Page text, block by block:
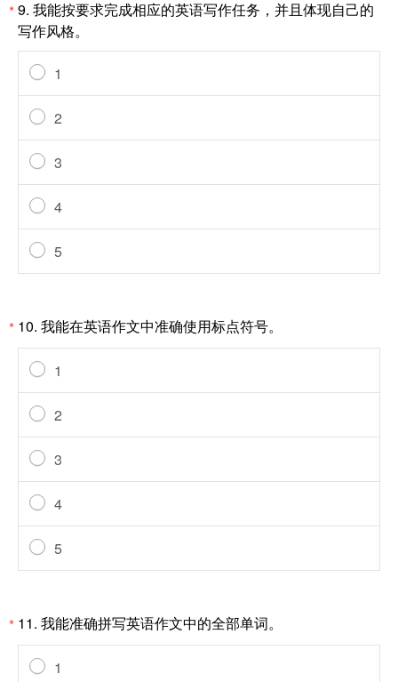
*9. 我能按要求完成相应的英语写作任务，并且体现自己的
写作风格。
1
2
3
4
5
* 10. 我能在英语作文中准确使用标点符号。
1
2
3
4
5
* 11. 我能准确拼写英语作文中的全部单词。
1